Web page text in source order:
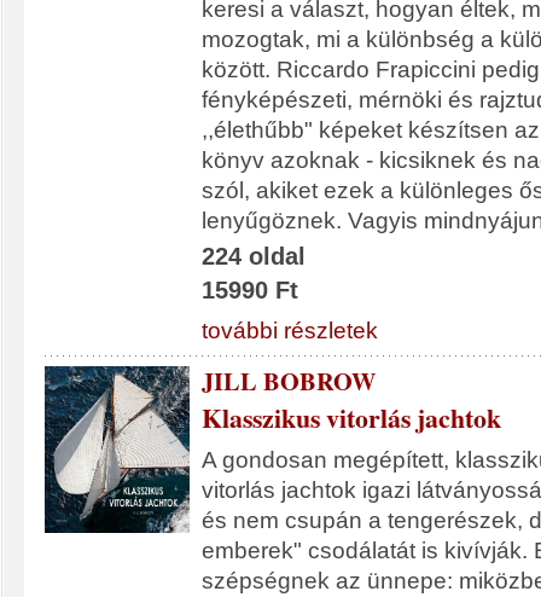
keresi a választ, hogyan éltek,
mozogtak, mi a különbség a
között. Riccardo Frapiccini
fényképészeti, mérnöki és
,,élethűbb" képeket készítsen
könyv azoknak - kicsiknek és
szól, akiket ezek a különleges
lenyűgöznek. Vagyis
224 oldal
15990 Ft
további részletek
JILL BOBROW
Klasszikus vitorlás jachtok
A gondosan megépített,
vitorlás jachtok igazi
és nem csupán a tengerészek,
emberek" csodálatát is kivívják.
szépségnek az ünnepe: